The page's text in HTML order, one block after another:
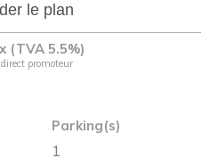
le plan
(TVA 5.5%)
promoteur
Parking(s)
1